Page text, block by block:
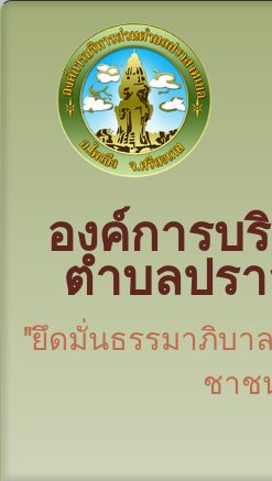
องค์การบ
ตำบลปร
"ยึดมั่นธรรมาภิบา
ชาช